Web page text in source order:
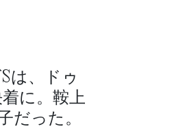
は、ドゥ
に。鞍上
った。